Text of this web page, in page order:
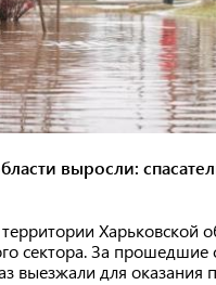
выросли:
Харьковской
сектора. За прошедшие
выезжали для